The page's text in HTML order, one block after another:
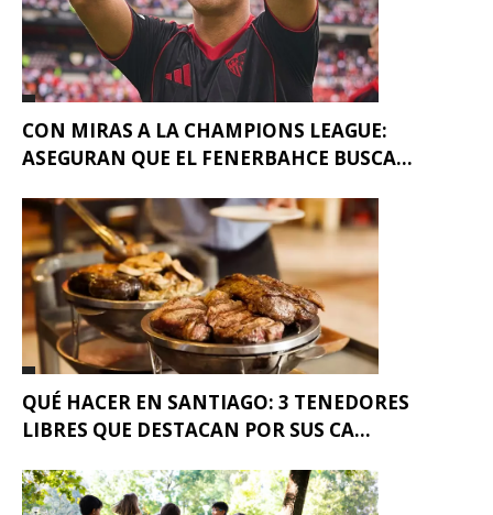
CON MIRAS A LA CHAMPIONS LEAGUE:
ASEGURAN QUE EL FENERBAHCE BUSCA...
QUÉ HACER EN SANTIAGO: 3 TENEDORES
LIBRES QUE DESTACAN POR SUS CA...